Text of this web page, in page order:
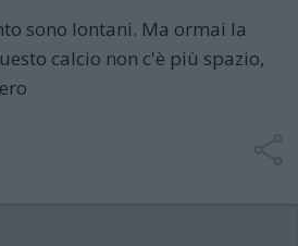
sono lontani. Ma ormai la
calcio non c'è più spazio,